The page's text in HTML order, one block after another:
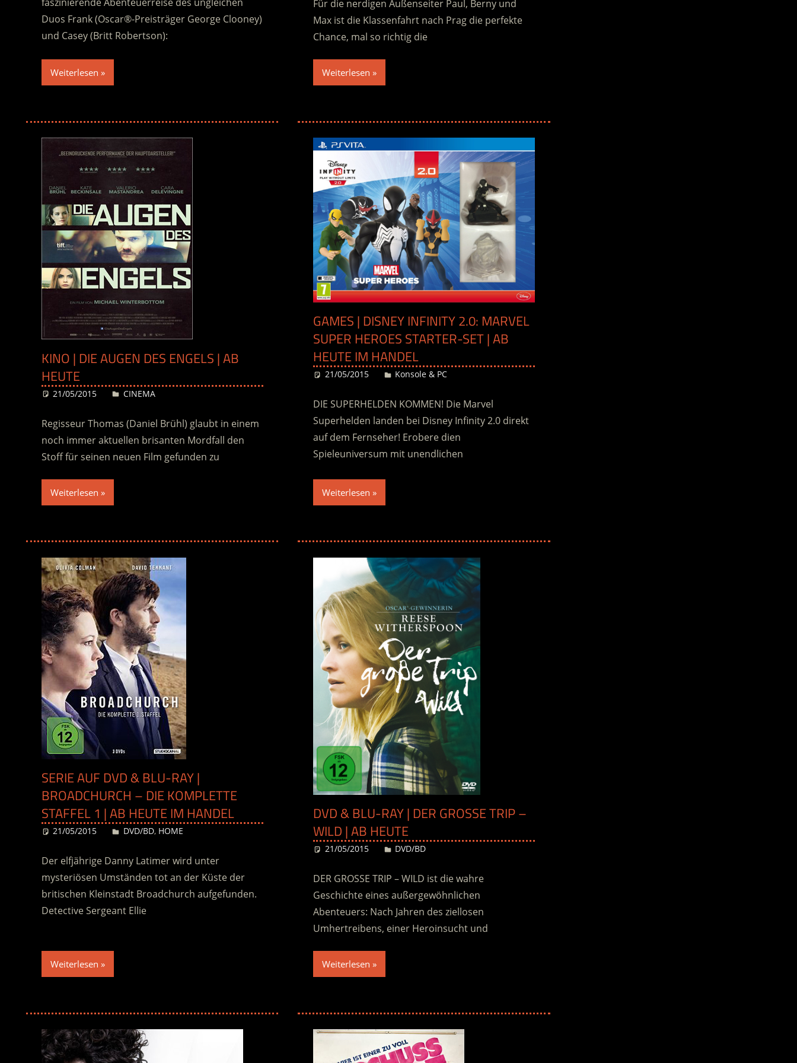
Duos Frank (Oscar®-Preisträger George Clooney)
und Casey (Britt Robertson):
Weiterlesen
Für die nerdigen Außenseiter Paul, Berny und
Max ist die Klassenfahrt nach Prag die perfekte
Chance, mal so richtig die
Weiterlesen
KINO | DIE AUGEN DES ENGELS | AB
HEUTE
21/05/2015 Desiree
CINEMA
Regisseur Thomas (Daniel Brühl) glaubt in einem
noch immer aktuellen brisanten Mordfall den
Stoff für seinen neuen Film gefunden zu
Weiterlesen
GAMES | DISNEY INFINITY 2.0: MARVEL
SUPER HEROES STARTER-SET | AB
HEUTE IM HANDEL
21/05/2015 Desiree
Konsole & PC
DIE SUPERHELDEN KOMMEN! Die Marvel
Superhelden landen bei Disney Infinity 2.0 direkt
auf dem Fernseher! Erobere dien
Spieleuniversum mit unendlichen
Weiterlesen
SERIE AUF DVD & BLU-RAY |
BROADCHURCH – DIE KOMPLETTE
STAFFEL 1 | AB HEUTE IM HANDEL
21/05/2015 Desiree
DVD/BD, HOME
Der elfjährige Danny Latimer wird unter
mysteriösen Umständen tot an der Küste der
britischen Kleinstadt Broadchurch aufgefunden.
Detective Sergeant Ellie
Weiterlesen
DVD & BLU-RAY | DER GROSSE TRIP – W
ILD | AB HEUTE
21/05/2015 Desiree
DVD/BD
DER GROSSE TRIP – WILD ist die wahre
Geschichte eines außergewöhnlichen
Abenteuers: Nach Jahren des ziellosen
Umhertreibens, einer Heroinsucht und
Weiterlesen